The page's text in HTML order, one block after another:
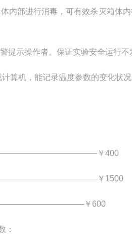
内部进行消毒，可有效杀灭箱体
提示操作者。保证实验安全运行不
算机，能记录温度参数的变化状况
￥400
￥1500
￥600
：